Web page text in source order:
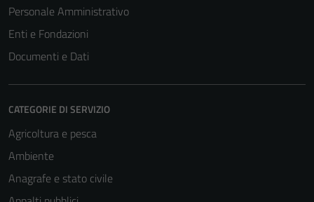
Personale Amministrativo
Enti e Fondazioni
Documenti e Dati
CATEGORIE DI SERVIZIO
Agricoltura e pesca
Ambiente
Anagrafe e stato civile